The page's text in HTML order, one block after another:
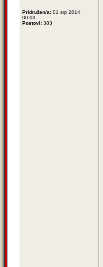
Pridružen/a: 01 srp 2014,
00:03
Postovi: 383